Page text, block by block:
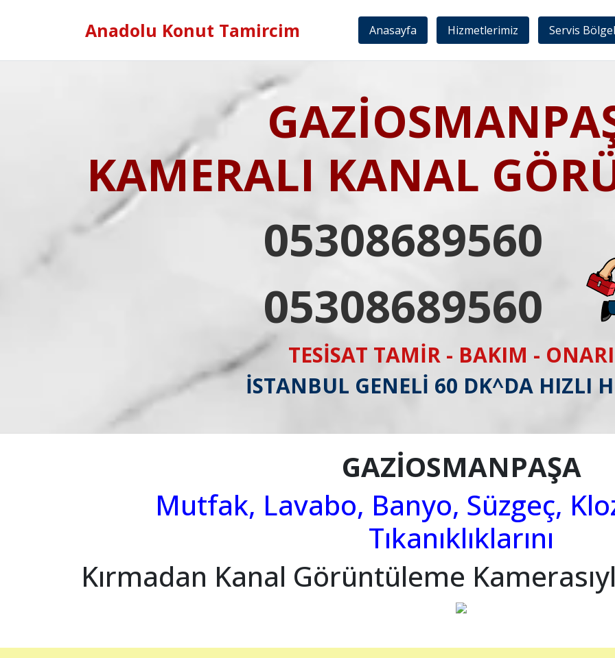
Anadolu Konut Tamircim Anasayfa Hizmetlerimiz Servis
KAMERALI KANAL
05308689560
05308689560
TESİSAT TAMİR - BAKIM -
İSTANBUL GENELİ 60 DK^DA HIZLI
GAZİOSMANPAŞA
Mutfak, Lavabo, Banyo, Süzgeç,
Tıkanıklıklarını
Kırmadan Kanal Görüntüleme